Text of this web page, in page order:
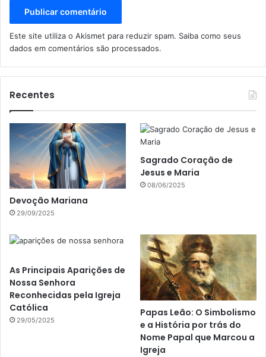
Este site utiliza o Akismet para reduzir spam. Saiba como seus
dados em comentários são processados.
Recentes
Devoção Mariana
29/09/2025
Sagrado Coração de
Jesus e Maria
08/06/2025
As Principais Aparições de
Nossa Senhora
Reconhecidas pela Igreja
Católica
29/05/2025
Papas Leão: O Simbolismo
e a História por trás do
Nome Papal que Marcou a
Igreja